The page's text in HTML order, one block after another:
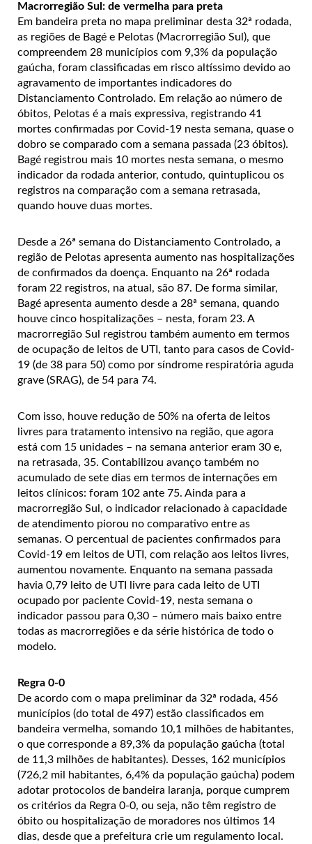
Macrorregião Sul: de vermelha para preta
Em bandeira preta no mapa preliminar desta 32ª rodada,
as regiões de Bagé e Pelotas (Macrorregião Sul), que
compreendem 28 municípios com 9,3% da população
gaúcha, foram classificadas em risco altíssimo devido ao
agravamento de importantes indicadores do
Distanciamento Controlado. Em relação ao número de
óbitos, Pelotas é a mais expressiva, registrando 41
mortes confirmadas por Covid-19 nesta semana, quase o
dobro se comparado com a semana passada (23 óbitos).
Bagé registrou mais 10 mortes nesta semana, o mesmo
indicador da rodada anterior, contudo, quintuplicou os
registros na comparação com a semana retrasada,
quando houve duas mortes.
Desde a 26ª semana do Distanciamento Controlado, a
região de Pelotas apresenta aumento nas hospitalizações
de confirmados da doença. Enquanto na 26ª rodada
foram 22 registros, na atual, são 87. De forma similar,
Bagé apresenta aumento desde a 28ª semana, quando
houve cinco hospitalizações – nesta, foram 23. A
macrorregião Sul registrou também aumento em termos
de ocupação de leitos de UTI, tanto para casos de Covid-
19 (de 38 para 50) como por síndrome respiratória aguda
grave (SRAG), de 54 para 74.
Com isso, houve redução de 50% na oferta de leitos
livres para tratamento intensivo na região, que agora
está com 15 unidades – na semana anterior eram 30 e,
na retrasada, 35. Contabilizou avanço também no
acumulado de sete dias em termos de internações em
leitos clínicos: foram 102 ante 75. Ainda para a
macrorregião Sul, o indicador relacionado à capacidade
de atendimento piorou no comparativo entre as
semanas. O percentual de pacientes confirmados para
Covid-19 em leitos de UTI, com relação aos leitos livres,
aumentou novamente. Enquanto na semana passada
havia 0,79 leito de UTI livre para cada leito de UTI
ocupado por paciente Covid-19, nesta semana o
indicador passou para 0,30 – número mais baixo entre
todas as macrorregiões e da série histórica de todo o
modelo.
Regra 0-0
De acordo com o mapa preliminar da 32ª rodada, 456
municípios (do total de 497) estão classificados em
bandeira vermelha, somando 10,1 milhões de habitantes,
o que corresponde a 89,3% da população gaúcha (total
de 11,3 milhões de habitantes). Desses, 162 municípios
(726,2 mil habitantes, 6,4% da população gaúcha) podem
adotar protocolos de bandeira laranja, porque cumprem
os critérios da Regra 0-0, ou seja, não têm registro de
óbito ou hospitalização de moradores nos últimos 14
dias, desde que a prefeitura crie um regulamento local.